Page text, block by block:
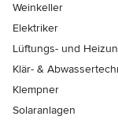
Weinkeller
Elektriker
Lüftungs- und
Klär- &
Klempner
Solaranlagen